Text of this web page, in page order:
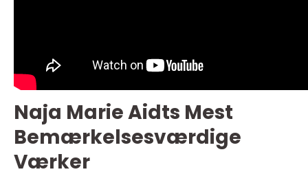
Naja Marie Aidts Mest
Bemærkelsesværdige
Værker